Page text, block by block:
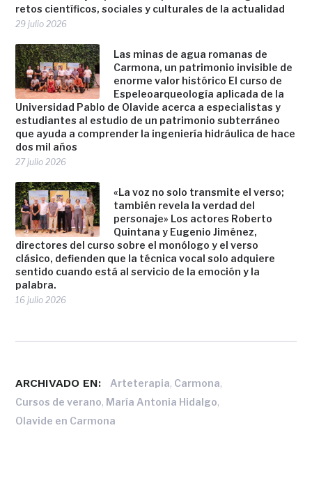
retos científicos, sociales y culturales de la actualidad
29 julio 2026
Las minas de agua romanas de
Carmona, un patrimonio invisible de
enorme valor histórico El curso de
Espeleoarqueología aplicada de la
Universidad Pablo de Olavide acerca a especialistas y
estudiantes al estudio de un patrimonio subterráneo
que ayuda a comprender la ingeniería hidráulica de hace
dos mil años
27 julio 2026
«La voz no solo transmite el verso;
también revela la verdad del
personaje» Los actores Roberto
Quintana y Eugenio Jiménez,
directores del curso sobre el monólogo y el verso
clásico, defienden que la técnica vocal solo adquiere
sentido cuando está al servicio de la emoción y la
palabra.
16 julio 2026
ARCHIVADO EN: Arteterapia, Carmona,
Cursos de verano, María Antonia Hidalgo,
Olavide en Carmona